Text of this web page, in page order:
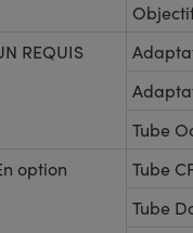
REQUIS
Tube
option Tube
Tube